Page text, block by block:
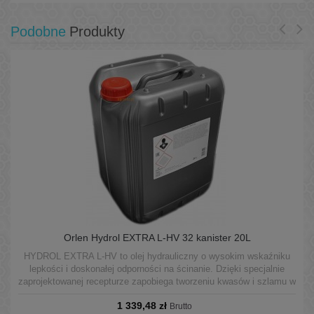
Podobne Produkty
Orlen Hydrol EXTRA L-HV 32 kanister 20L
HYDROL EXTRA L-HV to olej hydrauliczny o wysokim wskaźniku
lepkości i doskonałej odporności na ścinanie. Dzięki specjalnie
zaprojektowanej recepturze zapobiega tworzeniu kwasów i szlamu w
pracy i wysokich temperaturach.
1 339,48 zł Brutto